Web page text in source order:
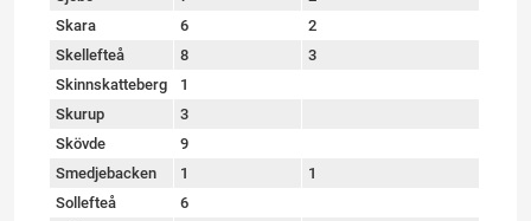
Skara
6
2
Skellefteå
8
3
Skinnskatteberg
1
Skurup
3
Skövde
9
Smedjebacken
1
1
Sollefteå
6